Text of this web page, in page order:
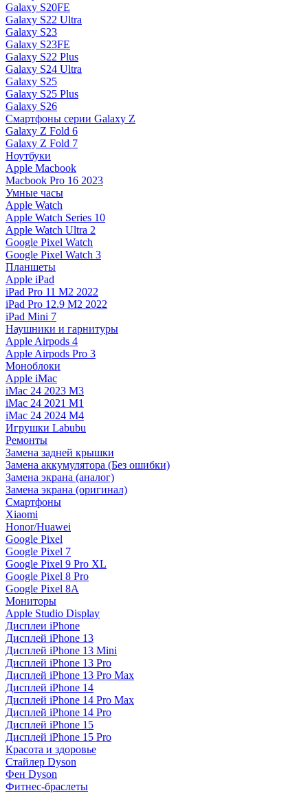
Galaxy S20FE
Galaxy S22 Ultra
Galaxy S23
Galaxy S23FE
Galaxy S22 Plus
Galaxy S24 Ultra
Galaxy S25
Galaxy S25 Plus
Galaxy S26
Смартфоны серии Galaxy Z
Galaxy Z Fold 6
Galaxy Z Fold 7
Ноутбуки
Apple Macbook
Macbook Pro 16 2023
Умные часы
Apple Watch
Apple Watch Series 10
Apple Watch Ultra 2
Google Pixel Watch
Google Pixel Watch 3
Планшеты
Apple iPad
iPad Pro 11 M2 2022
iPad Pro 12.9 M2 2022
iPad Mini 7
Наушники и гарнитуры
Apple Airpods 4
Apple Airpods Pro 3
Моноблоки
Apple iMac
iMac 24 2023 M3
iMac 24 2021 M1
iMac 24 2024 M4
Игрушки Labubu
Ремонты
Замена задней крышки
Замена аккумулятора (Без ошибки)
Замена экрана (аналог)
Замена экрана (оригинал)
Смартфоны
Xiaomi
Honor/Huawei
Google Pixel
Google Pixel 7
Google Pixel 9 Pro XL
Google Pixel 8 Pro
Google Pixel 8A
Мониторы
Apple Studio Display
Дисплеи iPhone
Дисплей iPhone 13
Дисплей iPhone 13 Mini
Дисплей iPhone 13 Pro
Дисплей iPhone 13 Pro Max
Дисплей iPhone 14
Дисплей iPhone 14 Pro Max
Дисплей iPhone 14 Pro
Дисплей iPhone 15
Дисплей iPhone 15 Pro
Красота и здоровье
Стайлер Dyson
Фен Dyson
Фитнес-браслеты